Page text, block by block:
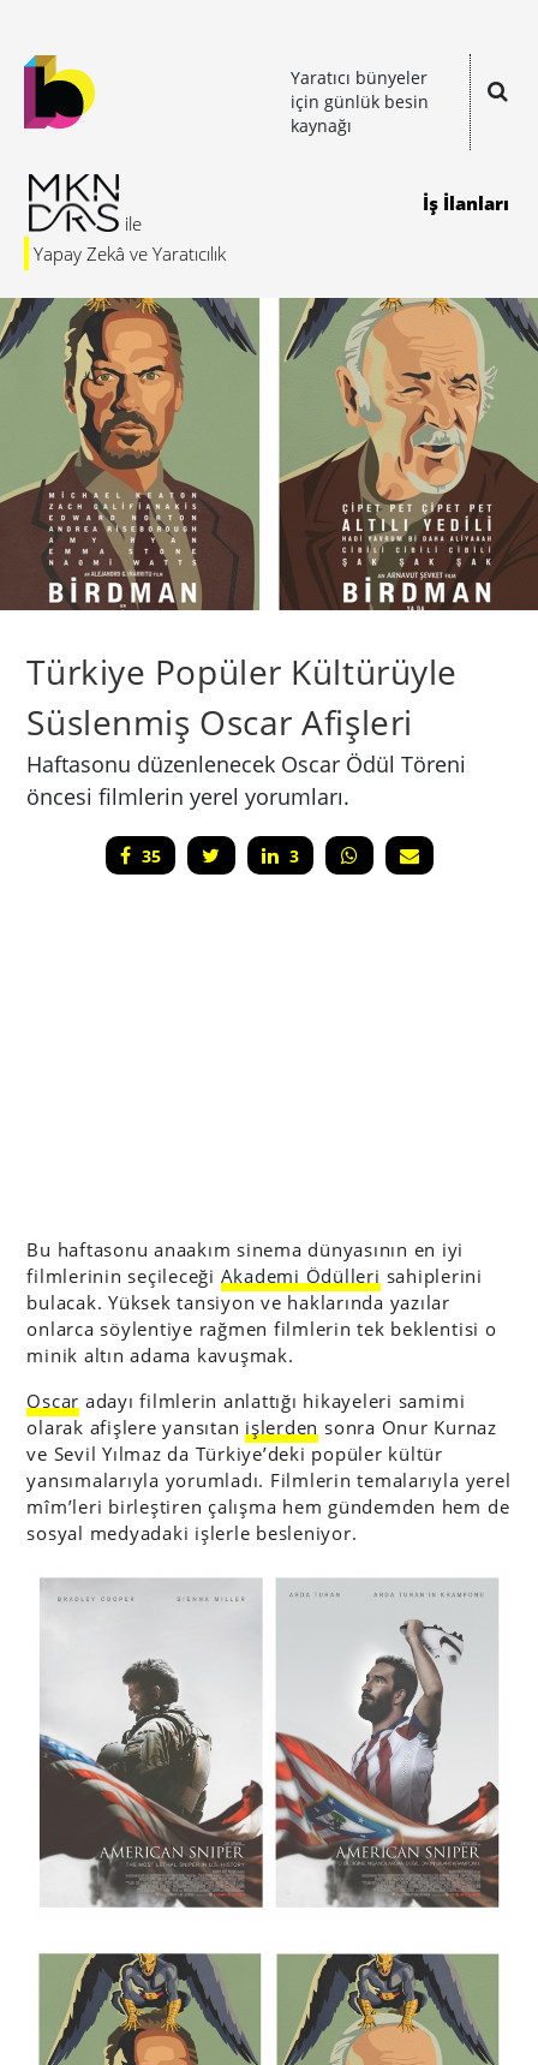
Yaratıcı bünyeler
için günlük besin
kaynağı
Yapay Zekâ ve Yaratıcılık
İş İlanları
Türkiye Popüler Kültürüyle
Süslenmiş Oscar Afişleri
Haftasonu düzenlenecek Oscar Ödül Töreni
öncesi filmlerin yerel yorumları.
35 3
Bu haftasonu anaakım sinema dünyasının en iyi
filmlerinin seçileceği Akademi Ödülleri sahiplerini
bulacak. Yüksek tansiyon ve haklarında yazılar
onlarca söylentiye rağmen filmlerin tek beklentisi o
minik altın adama kavuşmak.
Oscar adayı filmlerin anlattığı hikayeleri samimi
olarak afişlere yansıtan işlerden sonra Onur Kurnaz
ve Sevil Yılmaz da Türkiye’deki popüler kültür
yansımalarıyla yorumladı. Filmlerin temalarıyla yerel
mîm’leri birleştiren çalışma hem gündemden hem de
sosyal medyadaki işlerle besleniyor.